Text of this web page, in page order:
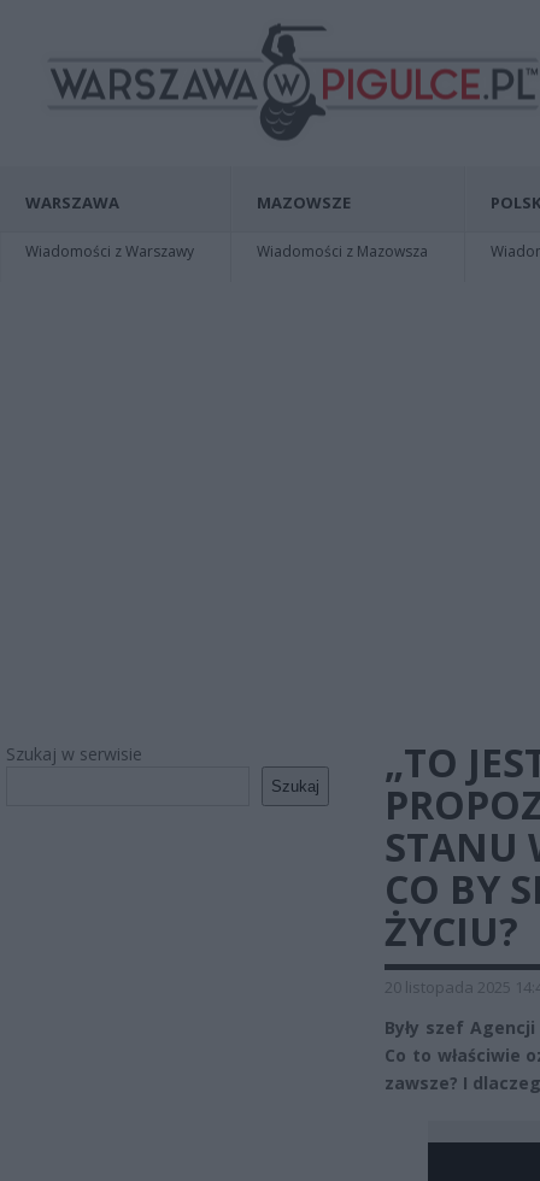
WARSZAWA
Wiadomości z Warszawy
MAZOWSZE
Wiadomości z Mazowsza
Szukaj w serwisie
Szukaj
„TO
STANU
CO BY
ŻYCIU?
20 listopada 2025
Były szef
Co to właściwie
zawsze? I